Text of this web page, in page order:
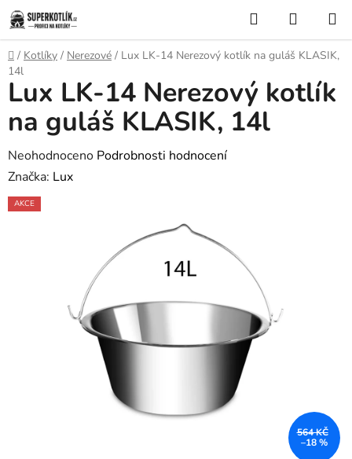
Přejít
na
obsah
Hledat
KOŠÍK
Domů
/ Kotlíky / Nerezové / Lux LK-14 Nerezový kotlík na guláš KLASIK,
14l
Lux LK-14 Nerezový kotlík
na guláš KLASIK, 14l
Průměrné
hodnocení
produktu
Neohodnoceno Podrobnosti hodnocení
Značka: Lux
AKCE
564 KČ
–18 %